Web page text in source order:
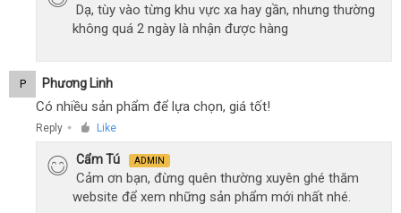
Dạ, tùy vào từng khu vực xa hay gần, nhưng thường
không quá 2 ngày là nhận được hàng
P Phương Linh
Có nhiều sản phẩm để lựa chọn, giá tốt!
Reply ● Like
Cẩm Tú ADMIN
Cảm ơn bạn, đừng quên thường xuyên ghé thăm
website để xem những sản phẩm mới nhất nhé.